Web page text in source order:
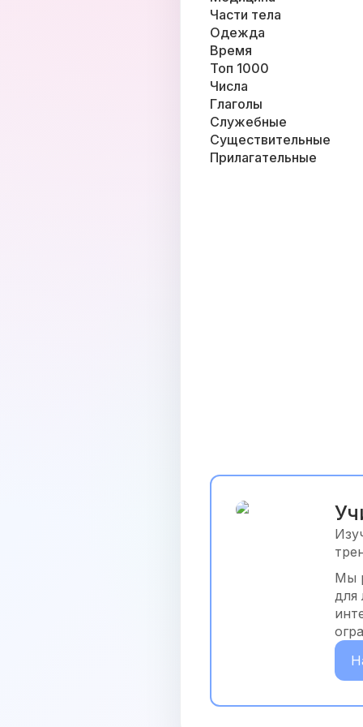
Части тела
Одежда
Время
Топ 1000
Числа
Глаголы
Служебные
Существительные
Прилагательные
Мы
для